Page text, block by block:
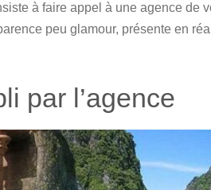
à faire appel à une agence de
peu glamour, présente en
par l’agence